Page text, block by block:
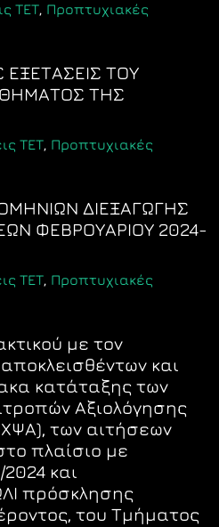
ΤΕΤ, Προπτυχιακές
ΕΞΕΤΑΣΕΙΣ ΤΟΥ
ΤΗΣ
ΤΕΤ, Προπτυχιακές
ΔΙΕΞΑΓΩΓΗΣ
ΦΕΒΡΟΥΑΡΙΟΥ 2024-
ΤΕΤ, Προπτυχιακές
με τον
και
κατάταξης των
Αξιολόγησης
των αιτήσεων
πλαίσιο με
και
πρόσκλησης
του Τμήματος